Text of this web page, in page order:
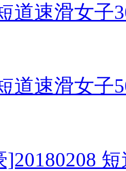
道速滑女子
道速滑女子
]20180208